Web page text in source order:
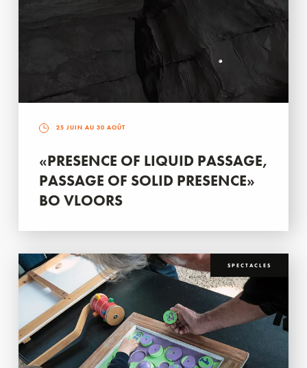
25 JUIN AU 30 AOÛT
«PRESENCE OF LIQUID PASSAGE,
PASSAGE OF SOLID PRESENCE»
BO VLOORS
SPECTACLES